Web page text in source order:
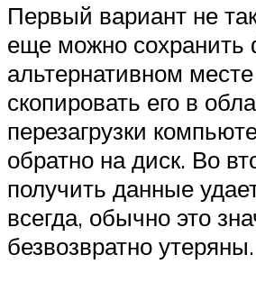
Первый вариант не
еще можно сохранить
альтернативном
скопировать его в
перезагрузки
обратно на диск. Во
получить данные
всегда, обычно это
безвозвратно утеряны.